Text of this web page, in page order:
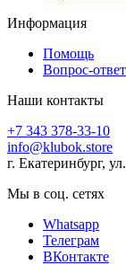
Информация
Помощь
Вопрос-ответ
Наши контакты
+7 343 378-33-10
info@klubok.store
г. Екатеринбург,
Мы в соц. сетях
Whatsapp
Телеграм
ВКонтакте